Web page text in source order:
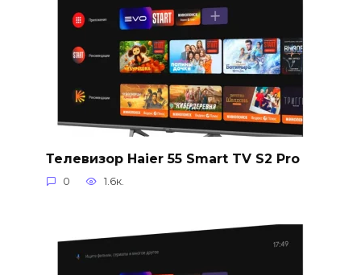
Телевизор Haier 55 Smart TV S2 Pro
0 1.6к.